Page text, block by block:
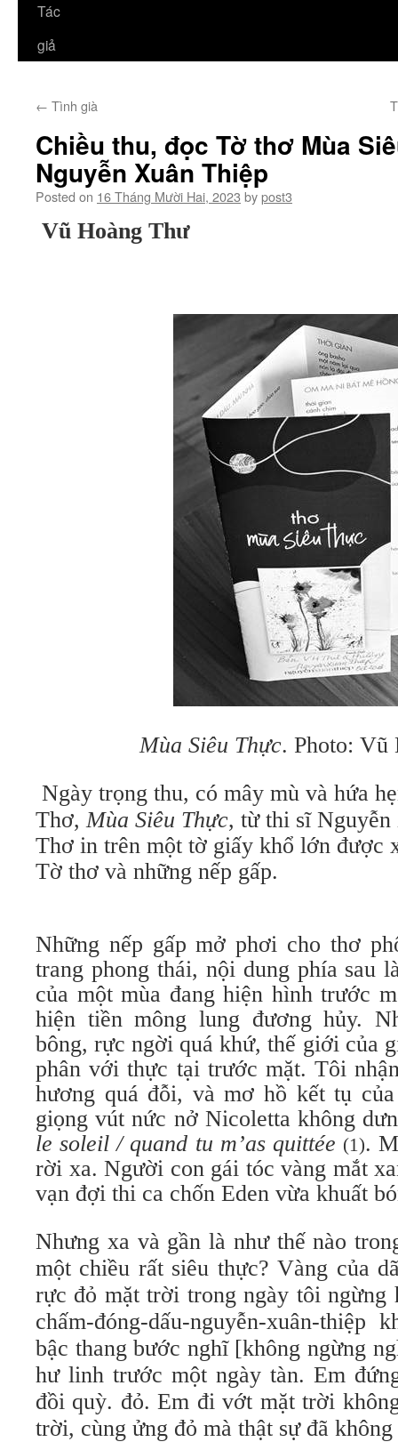
Tác
giả
← Tình già
Chiều thu, đọc Tờ thơ Mùa
Nguyễn Xuân Thiệp
Posted on 16 Tháng Mười Hai, 2023 bypost3
Vũ Hoàng Thư
Mùa Siêu Thực. Photo: Vũ
Ngày trọng thu, có mây mù và hứa
Thơ,Mùa Siêu Thực, từ thi sĩ
Thơ in trên một tờ giấy khổ lớn được
Tờ thơ và những nếp gấp.
Những nếp gấp mở phơi cho thơ
trang phong thái, nội dung phía sau
của một mùa đang hiện hình trước
hiện tiền mông lung đương hủy.
bông, rực ngời quá khứ, thế giới của
phân với thực tại trước mặt. Tôi
hương quá đỗi, và mơ hồ kết tụ
giọng vút nức nở Nicoletta không
le soleil / quand tu m’as quittée (1).
rời xa. Người con gái tóc vàng mắt
vạn đợi thi ca chốn Eden vừa khuất
Nhưng xa và gần là như thế nào
một chiều rất siêu thực? Vàng của
rực đỏ mặt trời trong ngày tôi ngừng
chấm-đóng-dấu-nguyễn-xuân-
bậc thang bước nghĩ [không ngừng
hư linh trước một ngày tàn. Em
đồi quỳ. đỏ. Em đi vớt mặt trời
trời, cùng ửng đỏ mà thật sự đã